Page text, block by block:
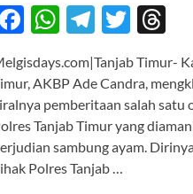
F
e
b
o
o
W
at
s
A
p
T
e
gr
a
m
T
itt
er
e
a
Timur-
AKBP Ade Candra,
pemberitaan salah satu
Tanjab Timur yang
sambung ayam.
Polres Tanjab …